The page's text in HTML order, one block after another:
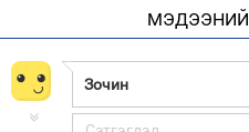
МЭДЭЭНИЙ